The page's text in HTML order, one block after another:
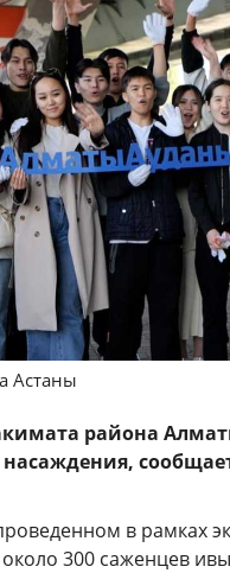
Астаны
района
насаждения,
в рамках
300 саженцев